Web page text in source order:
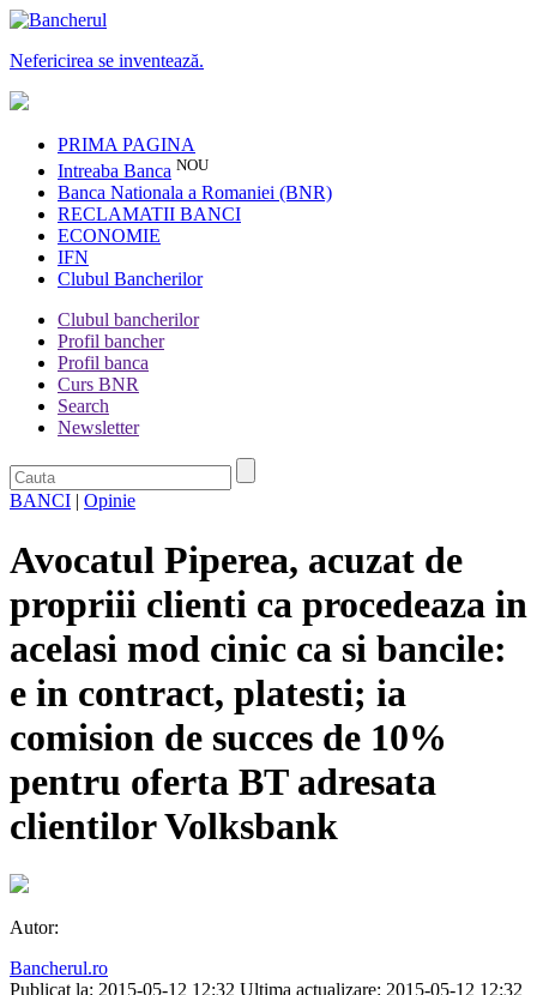
Nefericirea se inventează.
PRIMA PAGINA
Intreaba Banca NOU
Banca Nationala a Romaniei (BNR)
RECLAMATII BANCI
ECONOMIE
IFN
Clubul Bancherilor
Clubul bancherilor
Profil bancher
Profil banca
Curs BNR
Search
Newsletter
BANCI | Opinie
Avocatul Piperea, acuzat de
propriii clienti ca procedeaza in
acelasi mod cinic ca si bancile:
e in contract, platesti; ia
comision de succes de 10%
pentru oferta BT adresata
clientilor Volksbank
Autor:
Bancherul.ro
Publicat la: 2015-05-12 12:32 Ultima actualizare: 2015-05-12 12:32